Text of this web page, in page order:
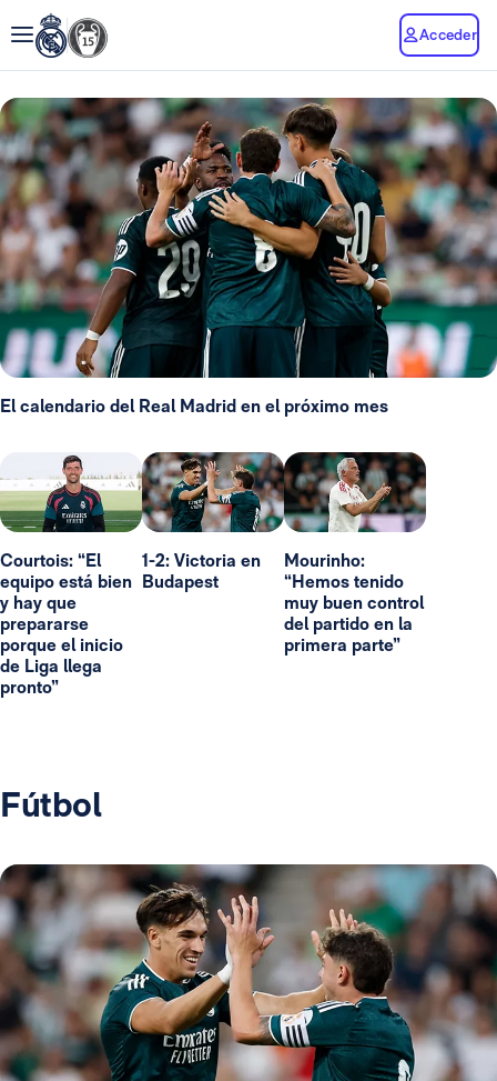
Acceder
El calendario del Real Madrid en el próximo mes
Courtois: “El
equipo está bien
y hay que
prepararse
porque el inicio
de Liga llega
pronto”
1-2: Victoria en
Budapest
Mourinho:
“Hemos tenido
muy buen control
del partido en la
primera parte”
Fútbol